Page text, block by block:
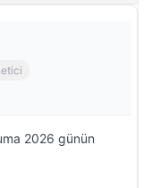
2026 günün